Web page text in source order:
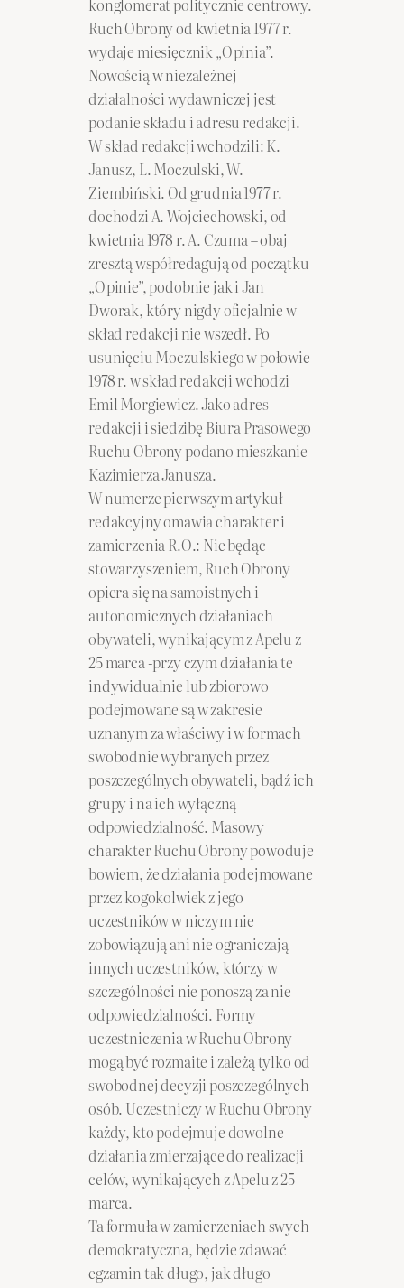
konglomerat politycznie centrowy.
Ruch Obrony od kwietnia 1977 r.
wydaje miesięcznik „Opinia”.
Nowością w niezależnej
działalności wydawniczej jest
podanie składu i adresu redakcji.
W skład redakcji wchodzili: K.
Janusz, L. Moczulski, W.
Ziembiński. Od grudnia 1977 r.
dochodzi A. Wojciechowski, od
kwietnia 1978 r. A. Czuma – obaj
zresztą współredagują od początku
„Opinie”, podobnie jak i Jan
Dworak, który nigdy oficjalnie w
skład redakcji nie wszedł. Po
usunięciu Moczulskiego w połowie
1978 r. w skład redakcji wchodzi
Emil Morgiewicz. Jako adres
redakcji i siedzibę Biura Prasowego
Ruchu Obrony podano mieszkanie
Kazimierza Janusza.
W numerze pierwszym artykuł
redakcyjny omawia charakter i
zamierzenia R.O.: Nie będąc
stowarzyszeniem, Ruch Obrony
opiera się na samoistnych i
autonomicznych działaniach
obywateli, wynikającym z Apelu z
25 marca -przy czym działania te
indywidualnie lub zbiorowo
podejmowane są w zakresie
uznanym za właściwy i w formach
swobodnie wybranych przez
poszczególnych obywateli, bądź ich
grupy i na ich wyłączną
odpowiedzialność. Masowy
charakter Ruchu Obrony powoduje
bowiem, że działania podejmowane
przez kogokolwiek z jego
uczestników w niczym nie
zobowiązują ani nie ograniczają
innych uczestników, którzy w
szczególności nie ponoszą za nie
odpowiedzialności. Formy
uczestniczenia w Ruchu Obrony
mogą być rozmaite i zależą tylko od
swobodnej decyzji poszczególnych
osób. Uczestniczy w Ruchu Obrony
każdy, kto podejmuje dowolne
działania zmierzające do realizacji
celów, wynikających z Apelu z 25
marca.
Ta formuła w zamierzeniach swych
demokratyczna, będzie zdawać
egzamin tak długo, jak długo